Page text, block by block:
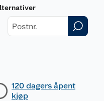
120 dagers åpent
kjøp